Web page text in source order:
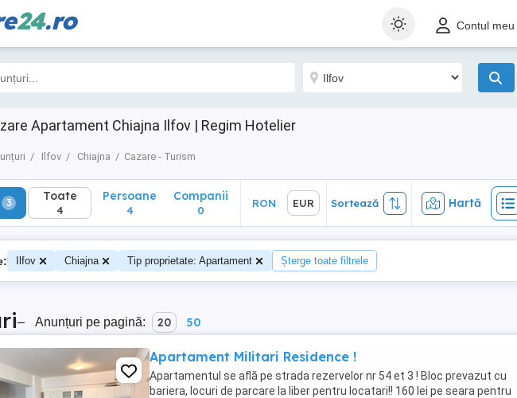
24.ro Contul meu
Apartament Chiajna Ilfov | Regim Hotelier
Ilfov Chiajna Cazare - Turism
3 Toate
4
Hartă
3 Toate
4
Persoane
4
Companii
0
RON EUR Sortează Hartă
Ilfov Chiajna Tip proprietate: Apartament Șterge toate filtrele
– Anunțuri pe pagină: 20 50
Apartament Militari Residence !
Apartamentul se află pe strada rezervelor nr 54 et 3 ! Bloc prevazut cu
bariera, locuri de parcare la liber pentru locatari!! 160 lei pe seara pentru